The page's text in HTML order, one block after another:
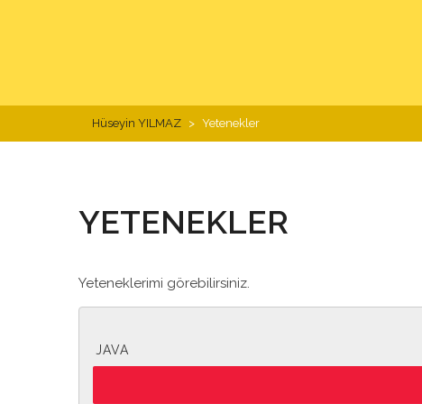
Hüseyin YILMAZ > Yetenekler
YETENEKLER
Yeteneklerimi görebilirsiniz.
JAVA